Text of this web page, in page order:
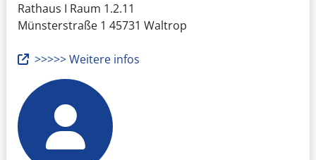
Rathaus I Raum 1.2.11
Münsterstraße 1 45731 Waltrop
>>>>> Weitere infos